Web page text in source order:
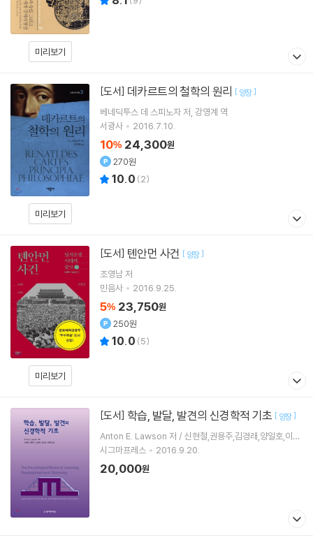
미리보기
미리보기
[도서] 데카르트의 철학의 원리 [ 양장]
베네딕투스 데 스피노자저 강영계 역
서광사
2016.7.10.
10% 24,300원
270원
10.0 (2)
미리보기
[도서] 톈안먼 사건 [ 양장]
조영남저
민음사
2016.9.25.
5% 23,750원
250원
10.0 (5)
[도서] 학습, 발달, 발견의 신경학적 기초 [ 양장]
Anton E. Lawson 저 / 신현철,권용주,김경래,양일호,이광
호 공역
시그마프레스 2016.9.20.
20,000원